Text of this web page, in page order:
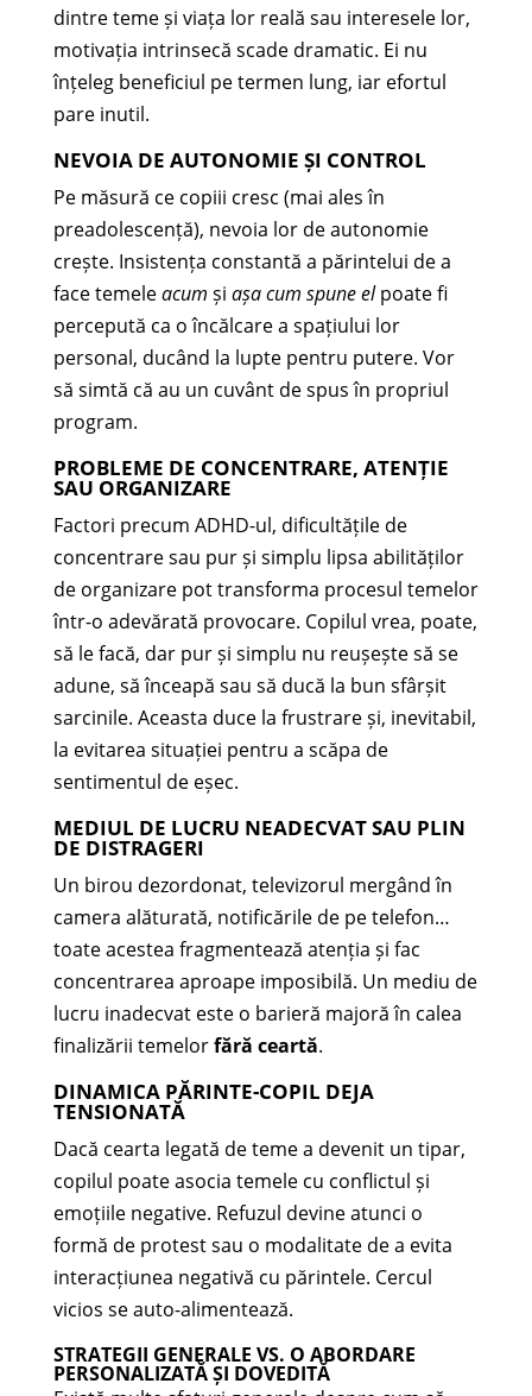
dintre teme și viața lor reală sau interesele lor,
motivația intrinsecă scade dramatic. Ei nu
înțeleg beneficiul pe termen lung, iar efortul
pare inutil.
NEVOIA DE AUTONOMIE ȘI CONTROL
Pe măsură ce copiii cresc (mai ales în
preadolescență), nevoia lor de autonomie
crește. Insistența constantă a părintelui de a
face temeleacum și așa cum spune elpoate fi
percepută ca o încălcare a spațiului lor
personal, ducând la lupte pentru putere. Vor
să simtă că au un cuvânt de spus în propriul
program.
PROBLEME DE CONCENTRARE, ATENȚIE
SAU ORGANIZARE
Factori precum ADHD-ul, dificultățile de
concentrare sau pur și simplu lipsa abilităților
de organizare pot transforma procesul temelor
într-o adevărată provocare. Copilul vrea, poate,
să le facă, dar pur și simplu nu reușește să se
adune, să înceapă sau să ducă la bun sfârșit
sarcinile. Aceasta duce la frustrare și, inevitabil,
la evitarea situației pentru a scăpa de
sentimentul de eșec.
MEDIUL DE LUCRU NEADECVAT SAU PLIN
DE DISTRAGERI
Un birou dezordonat, televizorul mergând în
camera alăturată, notificările de pe telefon…
toate acestea fragmentează atenția și fac
concentrarea aproape imposibilă. Un mediu de
lucru inadecvat este o barieră majoră în calea
finalizării temelorfără ceartă.
DINAMICA PĂRINTE-COPIL DEJA
TENSIONATĂ
Dacă cearta legată de teme a devenit un tipar,
copilul poate asocia temele cu conflictul și
emoțiile negative. Refuzul devine atunci o
formă de protest sau o modalitate de a evita
interacțiunea negativă cu părintele. Cercul
vicios se auto-alimentează.
STRATEGII GENERALE VS. O ABORDARE
PERSONALIZATĂ ȘI DOVEDITĂ